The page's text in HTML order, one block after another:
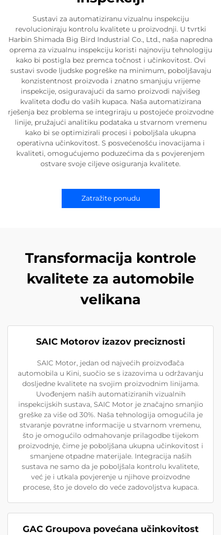
Sustavi za automatiziranu vizualnu inspekciju
revolucioniraju kontrolu kvalitete u proizvodnji. U tvrtki
Harbin Shimada Big Bird Industrial Co., Ltd., naša napredna
oprema za vizualnu inspekciju koristi najnoviju tehnologiju
kako bi postigla bez premca točnost i učinkovitost. Ovi
sustavi svode ljudske pogreške na minimum, poboljšavaju
konzistentnost proizvoda i znatno smanjuju vrijeme
inspekcije, osiguravajući da samo proizvodi najvišeg
kvaliteta dođu do vaših kupaca. Naša automatizirana
rješenja bez problema se integriraju u postojeće proizvodne
linije, pružajući analitiku podataka u stvarnom vremenu
kako bi se optimizirali procesi i poboljšala ukupna
operativna učinkovitost. S posvećenošću inovacijama i
kvaliteti, omogućujemo poduzećima da s povjerenjem
ostvare svoje ciljeve osiguranja kvalitete.
Zatražite ponudu
Transformacija kontrole
kvalitete za automobile
velikana
SAIC Motorov izazov preciznosti
SAIC Motor, jedan od najvećih proizvođača
automobila u Kini, suočio se s izazovima u održavanju
dosljedne kvalitete na svojim proizvodnim linijama.
Uvođenjem naših automatiziranih vizualnih
inspekcijskih sustava, SAIC Motor je značajno smanjio
greške za više od 30%. Naša tehnologija omogućila je
stvaranje povratne informacije u stvarnom vremenu,
što je omogućilo odmahovanje prilagodbe tijekom
proizvodnje, čime je poboljšana ukupna učinkovitost i
smanjene otpadne materijale. Integracija naših
sustava ne samo da je poboljšala kontrolu kvalitete,
već je i utkala povjerenje u njihove proizvodne
procese, što je dovelo do veće zadovoljstva kupaca.
GAC Groupova povećana učinkovitost